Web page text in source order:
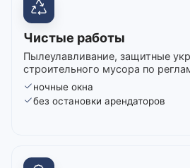
Чистые работы
Пылеулавливание, защитные
строительного мусора по
ночные окна
без остановки арендаторов